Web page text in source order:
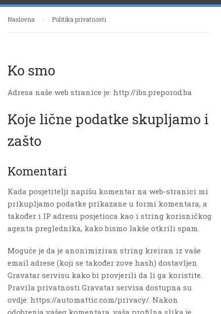
Naslovna Politika privatnosti
Ko smo
Adresa naše web stranice je: http://ibs.preporod.ba
Koje lične podatke skupljamo i
zašto
Komentari
Kada posjetitelji napišu komentar na web-stranici mi
prikupljamo podatke prikazane u formi komentara, a
također i IP adresu posjetioca kao i string korisničkog
agenta preglednika, kako bismo lakše otkrili spam.
Moguće je da je anonimiziran string kreiran iz vaše
email adrese (koji se također zove hash) dostavljen
Gravatar servisu kako bi provjerili da li ga koristite.
Pravila privatnosti Gravatar servisa dostupna su
ovdje: https://automattic.com/privacy/. Nakon
odobrenja vašeg komentara, vaša profilna slika je